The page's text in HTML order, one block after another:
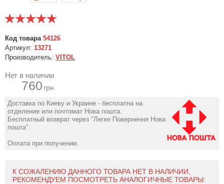
Код товара 54126
Артикул: 13271
Производитель: VITOL
Нет в наличии
760 грн
Доставка по Киеву и Украине - бесплатна на
отделение или почтомат Нова пошта.
Бесплатный возврат через "Легке Повернення Нова
пошта".
Оплата при получении.
К СОЖАЛЕНИЮ ДАННОГО ТОВАРА НЕТ В НАЛИЧИИ,
РЕКОМЕНДУЕМ ПОСМОТРЕТЬ АНАЛОГИЧНЫЕ ТОВАРЫ: